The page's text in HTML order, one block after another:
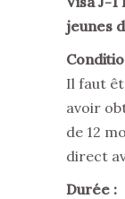
jeunes
Il faut
avoir
de 12
direct
Durée :